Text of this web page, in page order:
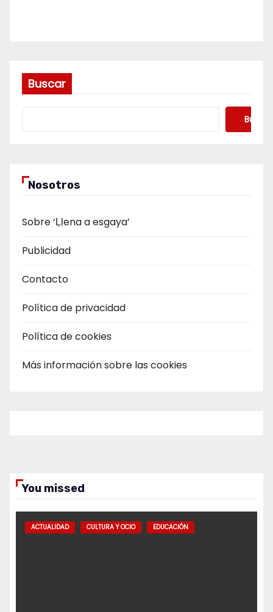
Buscar
Buscar
Nosotros
Sobre ‘Ḷḷena a esgaya’
Publicidad
Contacto
Política de privacidad
Política de cookies
Más información sobre las cookies
You missed
ACTUALIDAD CULTURA Y OCIO EDUCACIÓN